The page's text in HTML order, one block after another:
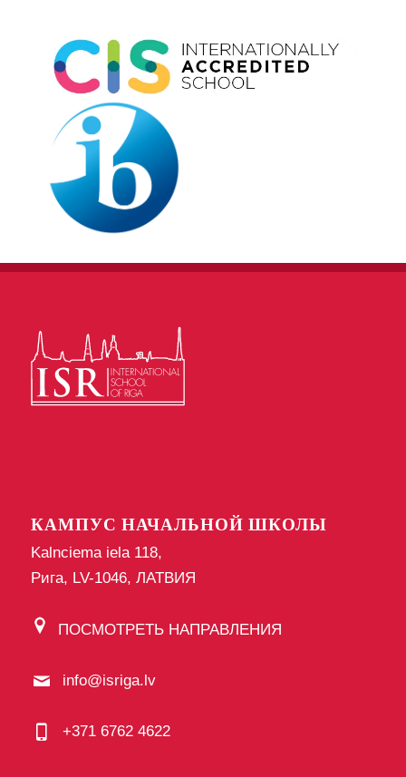
КАМПУС НАЧАЛЬНОЙ ШКОЛЫ
Kalnciema iela 118,
Рига, LV-1046, ЛАТВИЯ
ПОСМОТРЕТЬ НАПРАВЛЕНИЯ
info@isriga.lv
+371 6762 4622